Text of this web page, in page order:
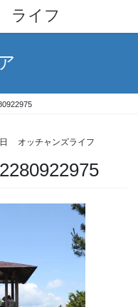
ライフ
オッチャンズライフ